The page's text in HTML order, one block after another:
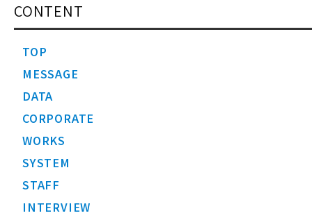
CONTENT
TOP
MESSAGE
DATA
CORPORATE
WORKS
SYSTEM
STAFF
INTERVIEW